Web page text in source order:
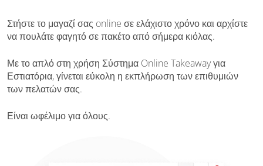
Στήστε το μαγαζί σας online σε ελάχιστο χρόνο και αρχίστε
να πουλάτε φαγητό σε πακέτο από σήμερα κιόλας.
Με το απλό στη χρήση Σύστημα Online Takeaway για
Εστιατόρια, γίνεται εύκολη η εκπλήρωση των επιθυμιών
των πελατών σας.
Είναι ωφέλιμο για όλους.